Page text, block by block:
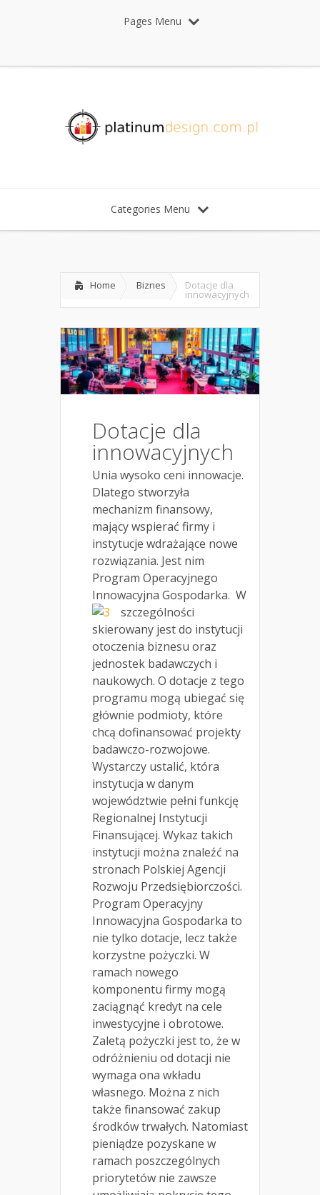
Pages Menu
Categories Menu
Home Biznes Dotacje dla
innowacyjnych
Dotacje dla
innowacyjnych
Unia wysoko ceni innowacje.
Dlatego stworzyła
mechanizm finansowy,
mający wspierać firmy i
instytucje wdrażające nowe
rozwiązania. Jest nim
Program Operacyjnego
Innowacyjna Gospodarka. W
szczególności
skierowany jest do instytucji
otoczenia biznesu oraz
jednostek badawczych i
naukowych. O dotacje z tego
programu mogą ubiegać się
głównie podmioty, które
chcą dofinansować projekty
badawczo-rozwojowe.
Wystarczy ustalić, która
instytucja w danym
województwie pełni funkcję
Regionalnej Instytucji
Finansującej. Wykaz takich
instytucji można znaleźć na
stronach Polskiej Agencji
Rozwoju Przedsiębiorczości.
Program Operacyjny
Innowacyjna Gospodarka to
nie tylko dotacje, lecz także
korzystne pożyczki. W
ramach nowego
komponentu firmy mogą
zaciągnąć kredyt na cele
inwestycyjne i obrotowe.
Zaletą pożyczki jest to, że w
odróżnieniu od dotacji nie
wymaga ona wkładu
własnego. Można z nich
także finansować zakup
środków trwałych. Natomiast
pieniądze pozyskane w
ramach poszczególnych
priorytetów nie zawsze